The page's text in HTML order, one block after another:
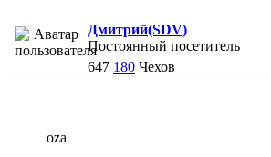
Дмитрий(SDV)
Постоянный посетитель
647 180 Чехов
oza